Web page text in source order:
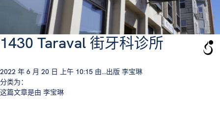
1430 Taraval 街牙科诊所
2022 年 6 月 20 日 上午 10:15 由...出版 李宝琳
分类为：
这篇文章是由 李宝琳